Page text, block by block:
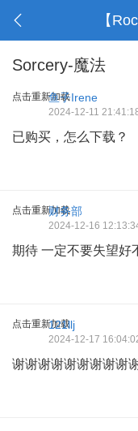
【
Sorcery-魔法
点击重新加载鱼子Irene
2024-12-11
已购买，怎么下载？
点击重新加载
财务部
2024-12-16
期待 一定不要失望好
点击重新加载
121llj
2024-12-17
谢谢谢谢谢谢谢谢谢